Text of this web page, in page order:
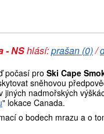
- NShlásí:prašan (0)/
počasí pro Ski Cape
sněhovou
nadmořských
" lokace Canada.
o bodech mrazu a o